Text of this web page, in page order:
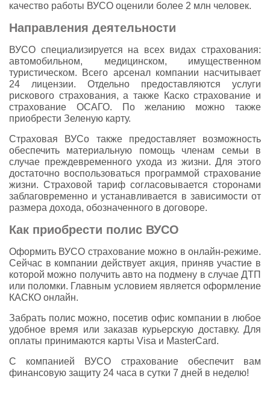
качество работы ВУСО оценили более 2 млн человек.
Направления деятельности
ВУСО специализируется на всех видах страхования:
автомобильном, медицинском, имущественном
туристическом. Всего арсенал компании насчитывает
24 лицензии. Отдельно предоставляются услуги
рискового страхования, а также Каско страхование и
страхование ОСАГО. По желанию можно также
приобрести Зеленую карту.
Страховая ВУСо также предоставляет возможность
обеспечить материальную помощь членам семьи в
случае преждевременного ухода из жизни. Для этого
достаточно воспользоваться программой страхование
жизни. Страховой тариф согласовывается сторонами
заблаговременно и устанавливается в зависимости от
размера дохода, обозначенного в договоре.
Как приобрести полис ВУСО
Оформить ВУСО страхование можно в онлайн-режиме.
Сейчас в компании действует акция, приняв участие в
которой можно получить авто на подмену в случае ДТП
или поломки. Главным условием является оформление
КАСКО онлайн.
Забрать полис можно, посетив офис компании в любое
удобное время или заказав курьерскую доставку. Для
оплаты принимаются карты Visa и MasterCard.
С компанией ВУСО страхование обеспечит вам
финансовую защиту 24 часа в сутки 7 дней в неделю!